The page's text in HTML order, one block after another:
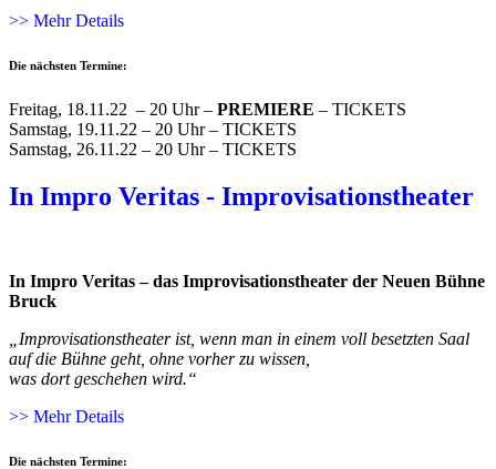
>> Mehr Details
Die nächsten Termine:
Freitag, 18.11.22 – 20 Uhr – PREMIERE – TICKETS
Samstag, 19.11.22 – 20 Uhr – TICKETS
Samstag, 26.11.22 – 20 Uhr – TICKETS
In Impro Veritas - Improvisationstheater
In Impro Veritas – das Improvisationstheater der Neuen Bühne
Bruck
„Improvisationstheater ist, wenn man in einem voll besetzten Saal
auf die Bühne geht, ohne vorher zu wissen,
was dort geschehen wird.“
>> Mehr Details
Die nächsten Termine: